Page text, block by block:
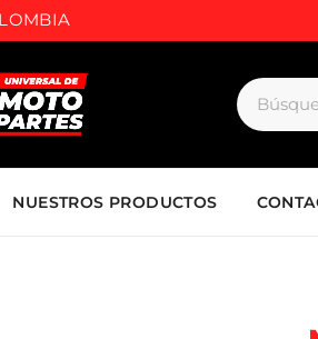
NUESTROS PRODUCTOS